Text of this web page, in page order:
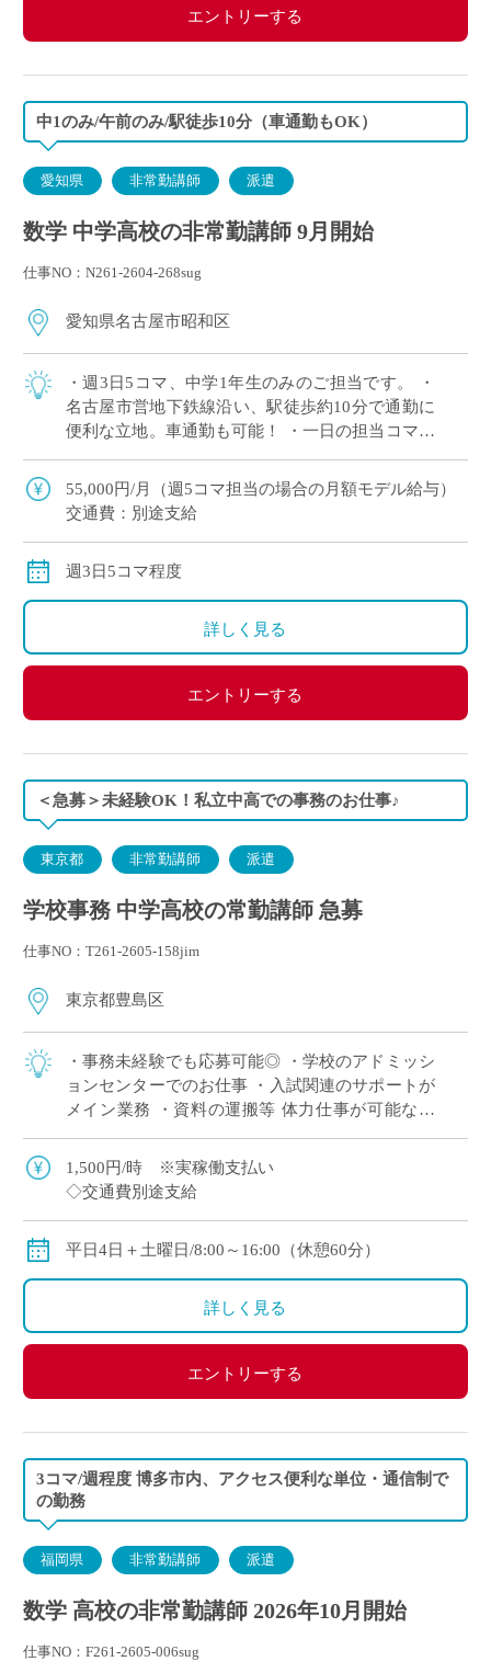
エントリーする
中1のみ/午前のみ/駅徒歩10分（車通勤もOK）
愛知県 非常勤講師 派遣
数学 中学高校の非常勤講師 9月開始
仕事NO：N261-2604-268sug
愛知県名古屋市昭和区
・週3日5コマ、中学1年生のみのご担当です。 ・
名古屋市営地下鉄線沿い、駅徒歩約10分で通勤に
便利な立地。車通勤も可能！ ・一日の担当コマ数
が少なく、余裕をもった授業準備が可能。 ・午前
のみで完結の時間割なので兼務や副業 […]
55,000円/月（週5コマ担当の場合の月額モデル給与）
交通費：別途支給
週3日5コマ程度
詳しく見る
エントリーする
＜急募＞未経験OK！私立中高での事務のお仕事♪
東京都 非常勤講師 派遣
学校事務 中学高校の常勤講師 急募
仕事NO：T261-2605-158jim
東京都豊島区
・事務未経験でも応募可能◎ ・学校のアドミッシ
ョンセンターでのお仕事 ・入試関連のサポートが
メイン業務 ・資料の運搬等 体力仕事が可能な方
・平日1日＋日曜お休み 16時までのご勤務 ・平日
に自由な時間が欲しい方、夕方以 […]
1,500円/時 ※実稼働支払い
◇交通費別途支給
平日4日＋土曜日/8:00～16:00（休憩60分）
詳しく見る
エントリーする
3コマ/週程度 博多市内、アクセス便利な単位・通信制で
の勤務
福岡県 非常勤講師 派遣
数学 高校の非常勤講師 2026年10月開始
仕事NO：F261-2605-006sug